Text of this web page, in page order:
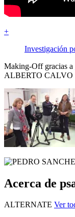
+
Investigación
Making-Off gracias a
ALBERTO CALVO
Acerca de
ALTERNATE Ver